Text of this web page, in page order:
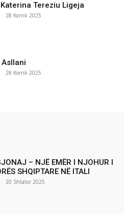
Tereziu Ligeja
- 28 Korrik 2025
- 28 Korrik 2025
– NJË EMËR I NJOHUR I
SHQIPTARE NË ITALI
- 20 Shtator 2025